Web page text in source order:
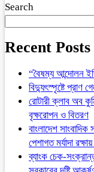
Search
Recent Posts
“বৈষম্য আন্দোলন
বিদ্যুৎস্পৃষ্টে প্রাণ
রোটারী ক্লাব অব
বৃক্ষরোপন ও বিতরণ
বাংলাদেশ
পেশাগত মর্যাদা
ব্যাংক চেক-